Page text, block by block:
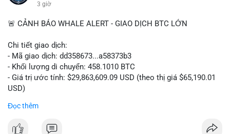
3 giờ
🚨 CẢNH BÁO WHALE ALERT - GIAO DỊCH BTC LỚN
Chi tiết giao dịch:
- Mã giao dịch: dd358673...a58373b3
- Khối lượng di chuyển: 458.1010 BTC
- Giá trị ước tính: $29,863,609.09 USD (theo thị giá $65,190.01
USD)
Khối lượng 458 BTC trị giá gần 30 triệu USD được di chuyển
Đọc thêm